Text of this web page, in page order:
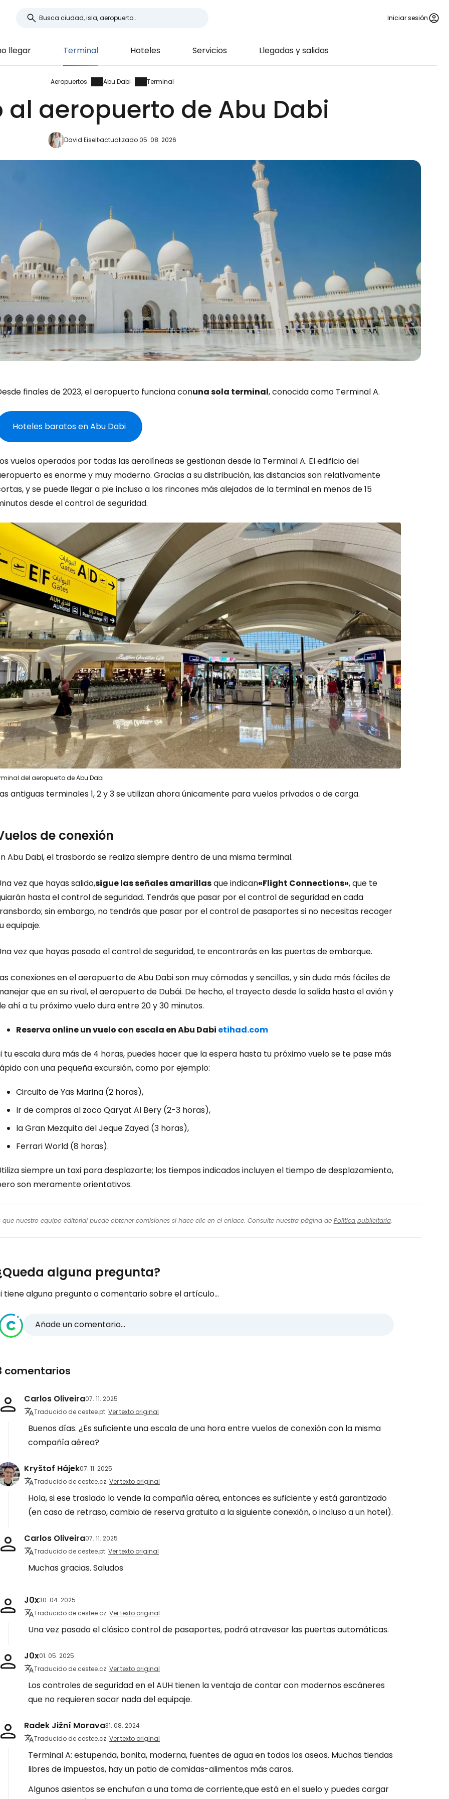
Iniciar sesión
llegar Terminal Hoteles Servicios Llegadas y salidas
Aeropuertos Abu Dabi Terminal
al aeropuerto de Abu Dabi
David Eiseltactualizado 05. 08. 2026
finales de 2023, el aeropuerto funciona conuna sola terminal, conocida como Terminal A.
Hoteles baratos en Abu Dabi
vuelos operados por todas las aerolíneas se gestionan desde la Terminal A. El edificio del
es enorme y muy moderno. Gracias a su distribución, las distancias son relativamente
y se puede llegar a pie incluso a los rincones más alejados de la terminal en menos de 15
desde el control de seguridad.
del aeropuerto de Abu Dabi
antiguas terminales 1, 2 y 3 se utilizan ahora únicamente para vuelos privados o de carga.
de conexión
Abu Dabi, el trasbordo se realiza siempre dentro de una misma terminal.
vez que hayas salido,sigue las señales amarillasque indican«Flight Connections», que te
hasta el control de seguridad. Tendrás que pasar por el control de seguridad en cada
sin embargo, no tendrás que pasar por el control de pasaportes si no necesitas recoger
equipaje.
vez que hayas pasado el control de seguridad, te encontrarás en las puertas de embarque.
conexiones en el aeropuerto de Abu Dabi son muy cómodas y sencillas, y sin duda más fáciles de
que en su rival, el aeropuerto de Dubái. De hecho, el trayecto desde la salida hasta el avión y
ahí a tu próximo vuelo dura entre 20 y 30 minutos.
Reserva online un vuelo con escala en Abu Dabi etihad.com
tu escala dura más de 4 horas, puedes hacer que la espera hasta tu próximo vuelo se te pase más
con una pequeña excursión, como por ejemplo:
Circuito de Yas Marina (2 horas),
Ir de compras al zoco Qaryat Al Bery (2-3 horas),
la Gran Mezquita del Jeque Zayed (3 horas),
Ferrari World (8 horas).
siempre un taxi para desplazarte; los tiempos indicados incluyen el tiempo de desplazamiento,
son meramente orientativos.
nuestro equipo editorial puede obtener comisiones si hace clic en el enlace. Consulte nuestra página de Política publicitaria.
alguna pregunta?
tiene alguna pregunta o comentario sobre el artículo...
Añade un comentario...
comentarios
Carlos Oliveira07. 11. 2025
Traducido de cestee.pt Ver texto original
Buenos días. ¿Es suficiente una escala de una hora entre vuelos de conexión con la misma
compañía aérea?
Kryštof Hájek07. 11. 2025
Traducido de cestee.cz Ver texto original
Hola, si ese traslado lo vende la compañía aérea, entonces es suficiente y está garantizado
(en caso de retraso, cambio de reserva gratuito a la siguiente conexión, o incluso a un hotel).
Carlos Oliveira07. 11. 2025
Traducido de cestee.pt Ver texto original
Muchas gracias. Saludos
J0x30. 04. 2025
Traducido de cestee.cz Ver texto original
Una vez pasado el clásico control de pasaportes, podrá atravesar las puertas automáticas.
J0x01. 05. 2025
Traducido de cestee.cz Ver texto original
Los controles de seguridad en el AUH tienen la ventaja de contar con modernos escáneres
que no requieren sacar nada del equipaje.
Radek Jižní Morava31. 08. 2024
Traducido de cestee.cz Ver texto original
Terminal A: estupenda, bonita, moderna, fuentes de agua en todos los aseos. Muchas tiendas
libres de impuestos, hay un patio de comidas-alimentos más caros.
Algunos asientos se enchufan a una toma de corriente,que está en el suelo y puedes cargar
Iniciar sesión en Cestee
Continuar con Google